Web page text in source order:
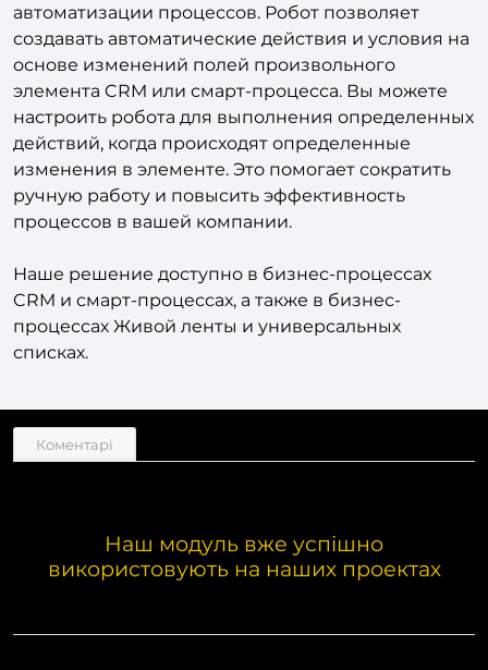
автоматизации процессов. Робот позволяет
создавать автоматические действия и условия на
основе изменений полей произвольного
элемента CRM или смарт-процесса. Вы можете
настроить робота для выполнения определенных
действий, когда происходят определенные
изменения в элементе. Это помогает сократить
ручную работу и повысить эффективность
процессов в вашей компании.
Наше решение доступно в бизнес-процессах
CRM и смарт-процессах, а также в бизнес-
процессах Живой ленты и универсальных
списках.
Коментарі
Наш модуль вже успішно
використовують на наших проектах